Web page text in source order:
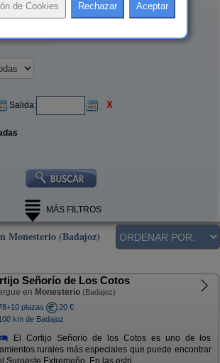
Salida: X
MÁS FILTROS
Monesterio (Badajoz)
Señorío de Los Cotos
en Monesterio (Badajoz)
plazas
20 €
km de Badajoz
El Cortijo Señorío de los Cotos es uno de los
rurales más especiales que puede encontrar